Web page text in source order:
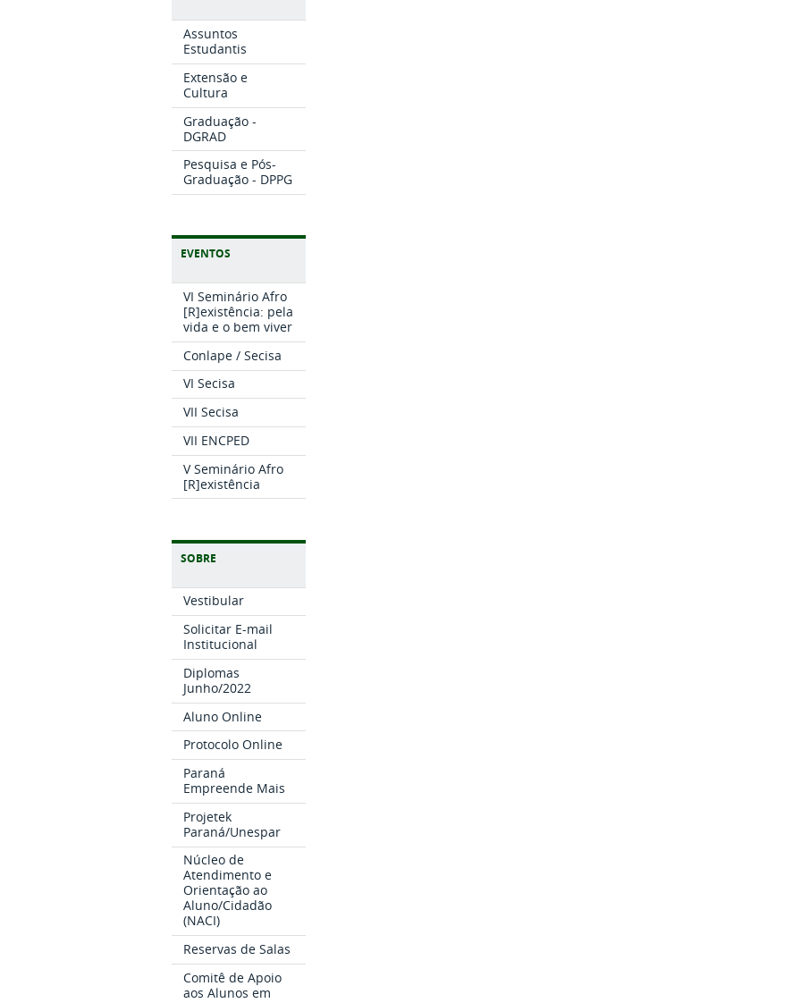
Assuntos
Estudantis
Extensão e
Cultura
Graduação -
DGRAD
Pesquisa e Pós-
Graduação - DPPG
EVENTOS
VI Seminário Afro
[R]existência: pela
vida e o bem viver
Conlape / Secisa
VI Secisa
VII Secisa
VII ENCPED
V Seminário Afro
[R]existência
SOBRE
Vestibular
Solicitar E-mail
Institucional
Diplomas
Junho/2022
Aluno Online
Protocolo Online
Paraná
Empreende Mais
Projetek
Paraná/Unespar
Núcleo de
Atendimento e
Orientação ao
Aluno/Cidadão
(NACI)
Reservas de Salas
Comitê de Apoio
aos Alunos em